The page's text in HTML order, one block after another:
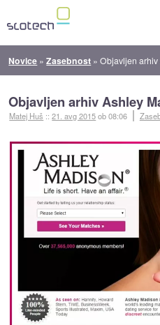
Novice »Zasebnost »Objavljen
Objavljen arhiv Ashley
Matej Huš ::21. avg 2015ob 08:06